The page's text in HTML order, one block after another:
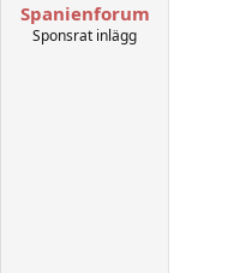
Spanienforum
Sponsrat inlägg